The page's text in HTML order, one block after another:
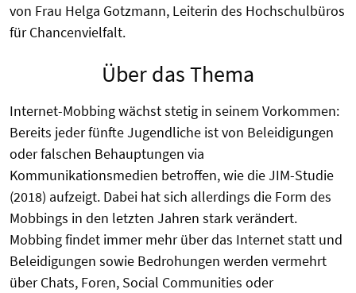
von Frau Helga Gotzmann, Leiterin des Hochschulbüros
für Chancenvielfalt.
Über das Thema
Internet-Mobbing wächst stetig in seinem Vorkommen:
Bereits jeder fünfte Jugendliche ist von Beleidigungen
oder falschen Behauptungen via
Kommunikationsmedien betroffen, wie die JIM-Studie
(2018) aufzeigt. Dabei hat sich allerdings die Form des
Mobbings in den letzten Jahren stark verändert.
Mobbing findet immer mehr über das Internet statt und
Beleidigungen sowie Bedrohungen werden vermehrt
über Chats, Foren, Social Communities oder